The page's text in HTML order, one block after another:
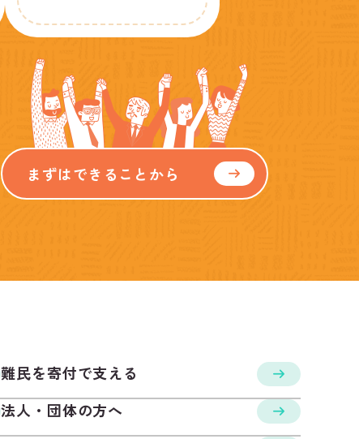
まずはできることから
難民を寄付で支える
法人・団体の方へ